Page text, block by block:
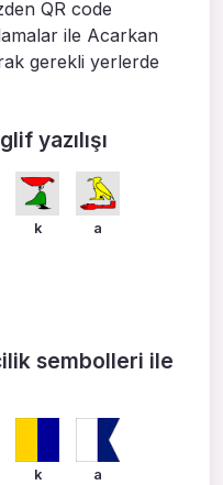
QR code
ile Acarkan
gerekli yerlerde
yazılışı
k a
sembolleri ile
k a